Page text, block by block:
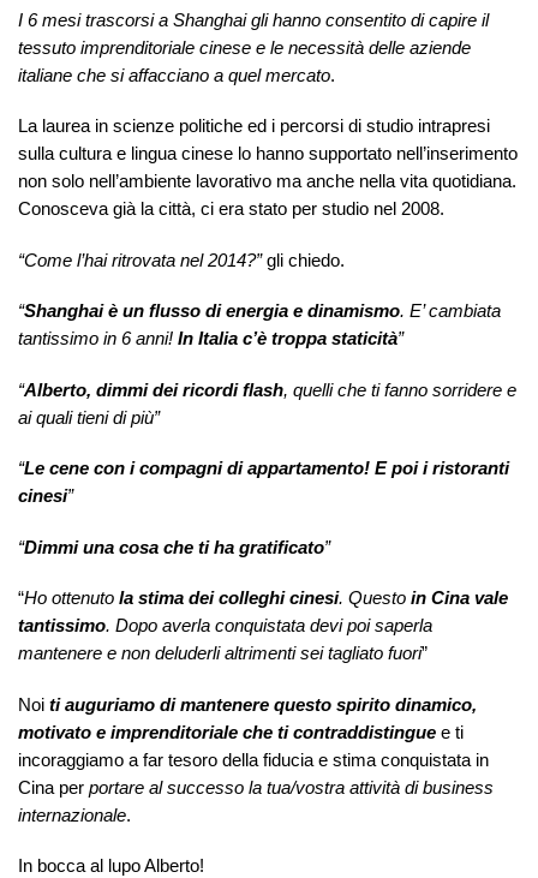
I 6 mesi trascorsi a Shanghai gli hanno consentito di capire il
tessuto imprenditoriale cinese e le necessità delle aziende
italiane che si affacciano a quel mercato.
La laurea in scienze politiche ed i percorsi di studio intrapresi
sulla cultura e lingua cinese lo hanno supportato nell’inserimento
non solo nell’ambiente lavorativo ma anche nella vita quotidiana.
Conosceva già la città, ci era stato per studio nel 2008.
“Come l’hai ritrovata nel 2014?”gli chiedo.
“Shanghai è un flusso di energia e dinamismo. E’ cambiata
tantissimo in 6 anni! In Italia c’è troppa staticità”
“Alberto, dimmi dei ricordi flash, quelli che ti fanno sorridere e
ai quali tieni di più”
“Le cene con i compagni di appartamento! E poi i ristoranti
cinesi”
“Dimmi una cosa che ti ha gratificato”
“Ho ottenuto la stima dei colleghi cinesi. Questo in Cina vale
tantissimo. Dopo averla conquistata devi poi saperla
mantenere e non deluderli altrimenti sei tagliato fuori”
Noi ti auguriamo di mantenere questo spirito dinamico,
motivato e imprenditoriale che ti contraddistingue e ti
incoraggiamo a far tesoro della fiducia e stima conquistata in
Cina per portare al successo la tua/vostra attività di business
internazionale.
In bocca al lupo Alberto!